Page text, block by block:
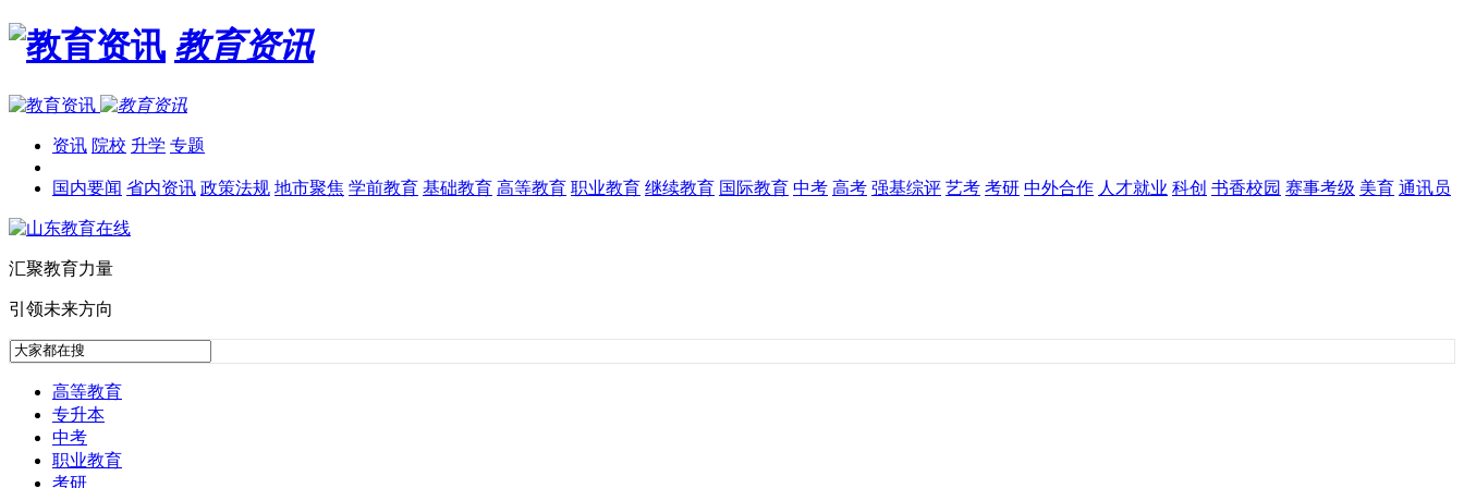
教育资讯
资讯 院校 升学 专题
国内要闻 省内资讯 政策法规 地市聚焦 学前教育 基础教育 高等教育 职业教育 继续教育 国际教育 中考 高考 强基综评 艺考 考研 中外合作 人才就业 科创 书香校园 赛事考级 美育 通讯员
汇聚教育力量
引领未来方向
高等教育
专升本
中考
职业教育
考研